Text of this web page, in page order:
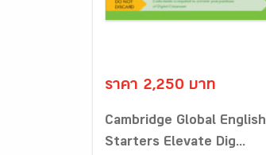
ราคา 2,250 บาท
Cambridge Global English
Starters Elevate Dig...